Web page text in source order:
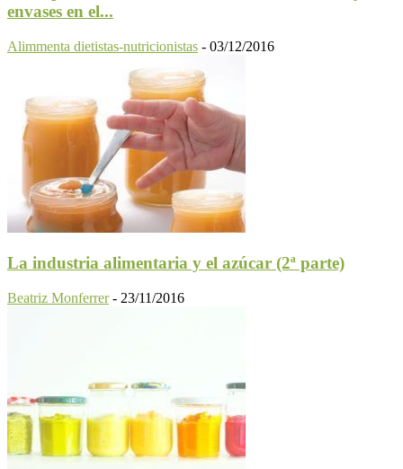
envases en el...
Alimmenta dietistas-nutricionistas - 03/12/2016
La industria alimentaria y el azúcar (2ª parte)
Beatriz Monferrer - 23/11/2016